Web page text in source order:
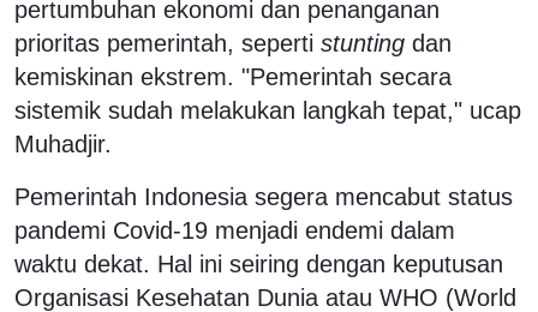
pertumbuhan ekonomi dan penanganan
prioritas pemerintah, seperti stunting dan
kemiskinan ekstrem. "Pemerintah secara
sistemik sudah melakukan langkah tepat," ucap
Muhadjir.
Pemerintah Indonesia segera mencabut status
pandemi Covid-19 menjadi endemi dalam
waktu dekat. Hal ini seiring dengan keputusan
Organisasi Kesehatan Dunia atau WHO (World